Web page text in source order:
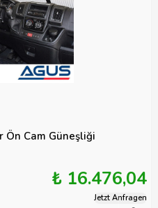
Ön Cam Güneşliği
₺ 16.476,04
Jetzt Anfragen